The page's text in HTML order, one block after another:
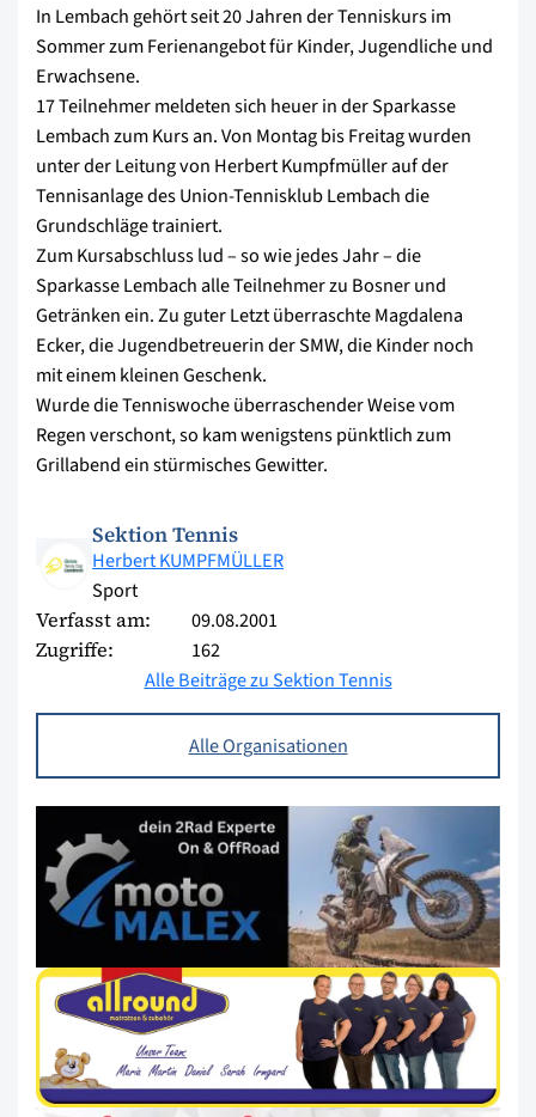
In Lembach gehört seit 20 Jahren der Tenniskurs im
Sommer zum Ferienangebot für Kinder, Jugendliche und
Erwachsene.
17 Teilnehmer meldeten sich heuer in der Sparkasse
Lembach zum Kurs an. Von Montag bis Freitag wurden
unter der Leitung von Herbert Kumpfmüller auf der
Tennisanlage des Union-Tennisklub Lembach die
Grundschläge trainiert.
Zum Kursabschluss lud – so wie jedes Jahr – die
Sparkasse Lembach alle Teilnehmer zu Bosner und
Getränken ein. Zu guter Letzt überraschte Magdalena
Ecker, die Jugendbetreuerin der SMW, die Kinder noch
mit einem kleinen Geschenk.
Wurde die Tenniswoche überraschender Weise vom
Regen verschont, so kam wenigstens pünktlich zum
Grillabend ein stürmisches Gewitter.
Sektion Tennis
Herbert KUMPFMÜLLER
Sport
Verfasst am: 09.08.2001
Zugriffe:
162
Alle Beiträge zu Sektion Tennis
Alle Organisationen